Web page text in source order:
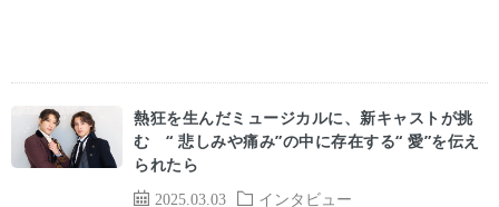
2025.03.03 インタビュー
熱狂を生んだミュージカルに、新キャストが挑
む “ 悲しみや痛み”の中に存在する“ 愛”を伝え
られたら